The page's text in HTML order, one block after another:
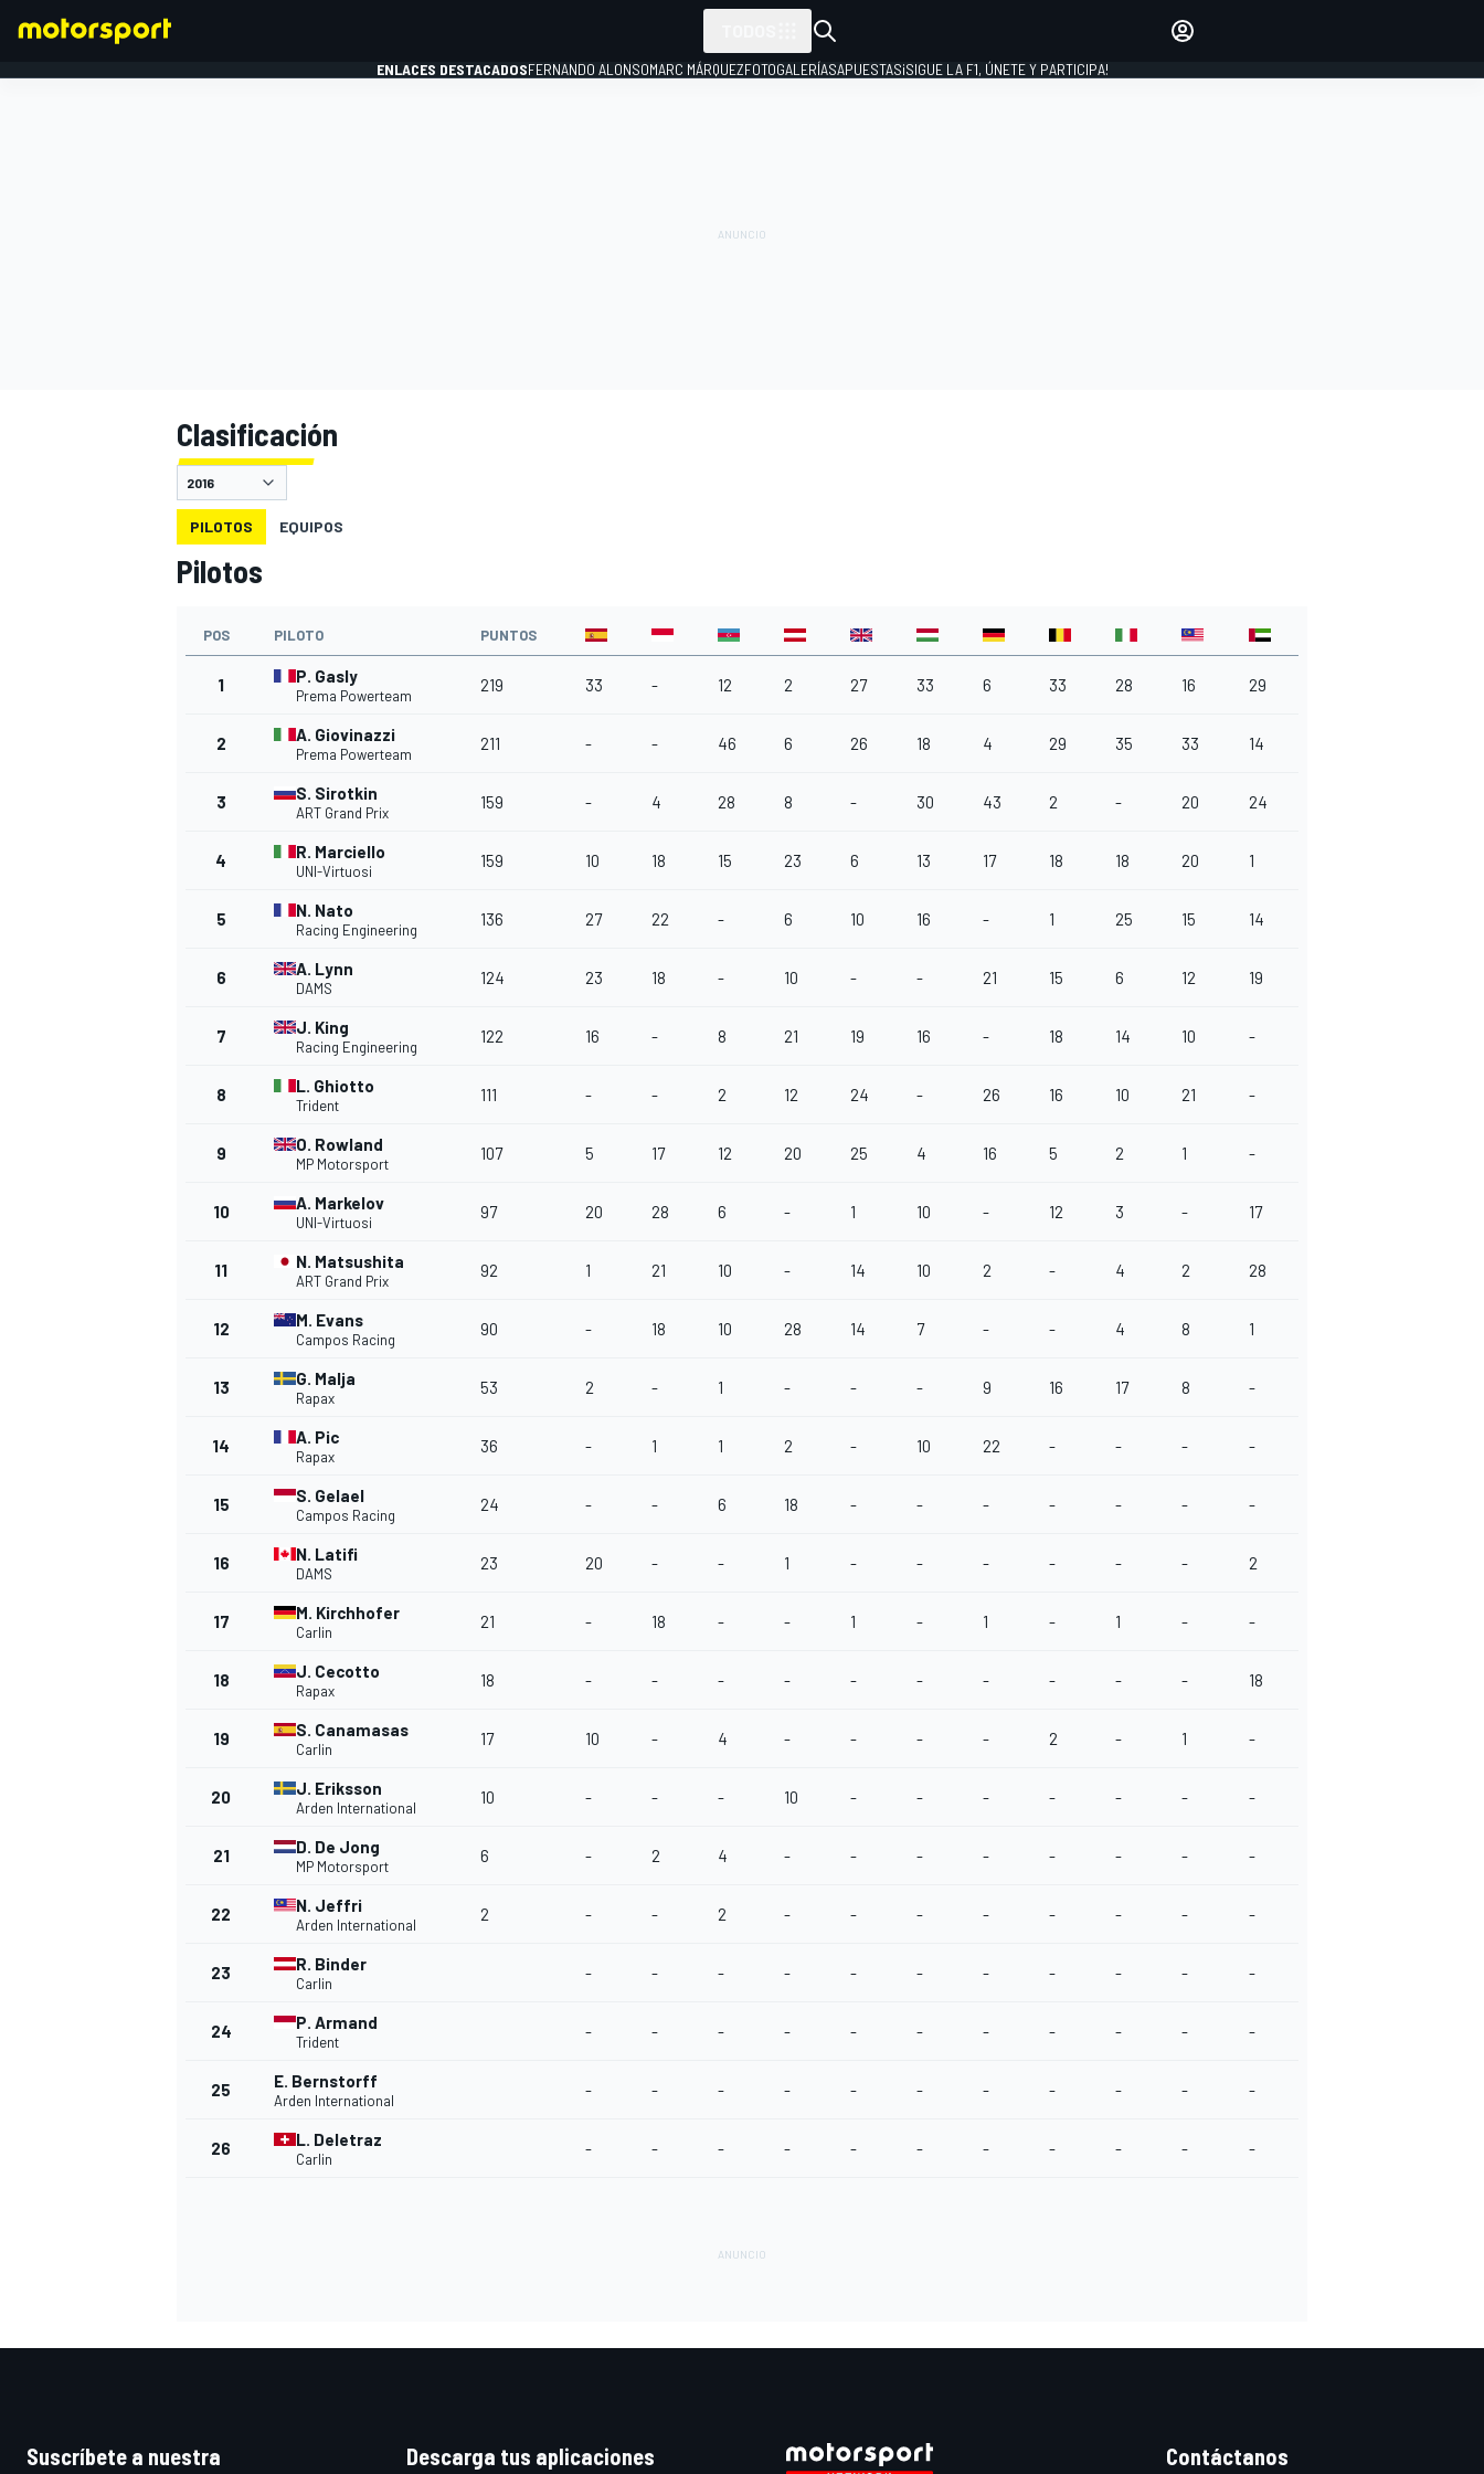
INDYCAR
ENLACES DESTACADOSFERNANDO ALONSOMARC MÁRQUEZFOTOGALERÍASAPUESTAS¡SIGUE LA F1, ÚNETE Y PARTICIPA!
Clasificación
PILOTOS EQUIPOS
Pilotos
POS PILOTO PUNTOS
1 P. Gasly
Prema Powerteam
219 33 - 12 2 27 33 6 33 28 16 29
2 A. Giovinazzi
Prema Powerteam
211 - - 46 6 26 18 4 29 35 33 14
3 S. Sirotkin
ART Grand Prix
159 - 4 28 8 - 30 43 2 - 20 24
4 R. Marciello
UNI-Virtuosi
159 10 18 15 23 6 13 17 18 18 20 1
5 N. Nato
Racing Engineering
136 27 22 - 6 10 16 - 1 25 15 14
6 A. Lynn
DAMS
124 23 18 - 10 - - 21 15 6 12 19
7 J. King
Racing Engineering
122 16 - 8 21 19 16 - 18 14 10 -
8 L. Ghiotto
Trident
111 - - 2 12 24 - 26 16 10 21 -
9 O. Rowland
MP Motorsport
107 5 17 12 20 25 4 16 5 2 1 -
10 A. Markelov
UNI-Virtuosi
97 20 28 6 - 1 10 - 12 3 - 17
11 N. Matsushita
ART Grand Prix
92 1 21 10 - 14 10 2 - 4 2 28
12 M. Evans
Campos Racing
90 - 18 10 28 14 7 - - 4 8 1
13 G. Malja
Rapax
53 2 - 1 - - - 9 16 17 8 -
14 A. Pic
Rapax
36 - 1 1 2 - 10 22 - - - -
15 S. Gelael
Campos Racing
24 - - 6 18 - - - - - - -
16 N. Latifi
DAMS
23 20 - - 1 - - - - - - 2
17 M. Kirchhofer
Carlin
21 - 18 - - 1 - 1 - 1 - -
18 J. Cecotto
Rapax
18 - - - - - - - - - - 18
19 S. Canamasas
Carlin
17 10 - 4 - - - - 2 - 1 -
20 J. Eriksson
Arden International
10 - - - 10 - - - - - - -
21 D. De Jong
MP Motorsport
6 - 2 4 - - - - - - - -
22 N. Jeffri
Arden International
2 - - 2 - - - - - - - -
23 R. Binder
Carlin
- - - - - - - - - - -
24 P. Armand
Trident
- - - - - - - - - - -
25 E. Bernstorff
Arden International
- - - - - - - - - - -
26 L. Deletraz
Carlin
- - - - - - - - - - -
Suscríbete a nuestra
Descarga tus aplicaciones Contáctanos